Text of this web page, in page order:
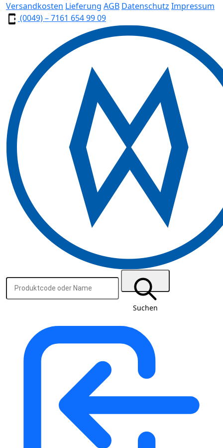
Versandkosten Lieferung AGB Datenschutz Impressum
(0049) – 7161 654 99 09
Suchen